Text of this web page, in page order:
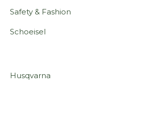
Safety & Fashion
Schoeisel
Husqvarna